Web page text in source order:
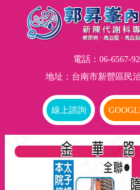
電話： 06-6567-
地址：台南市新營區民
線上諮詢